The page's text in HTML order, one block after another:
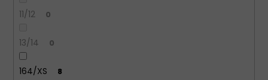
11/12 0
13/14 0
164/XS 8